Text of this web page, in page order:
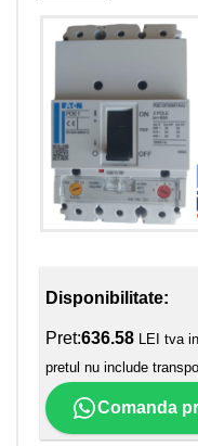
Disponibilitate:
Pret:636.58 LEI tva
pretul nu include
Comanda